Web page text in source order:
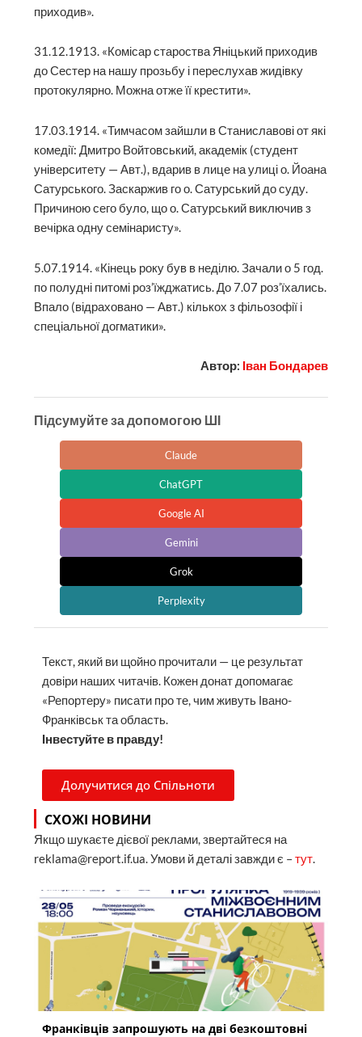
приходив».
31.12.1913. «Комісар староства Яніцький приходив
до Сестер на нашу прозьбу і переслухав жидівку
протокулярно. Можна отже її крестити».
17.03.1914. «Тимчасом зайшли в Станиславові от які
комедії: Дмитро Войтовський, академік (студент
університету — Авт.), вдарив в лице на улиці о. Йоана
Сатурського. Заскаржив го о. Сатурський до суду.
Причиною сего було, що о. Сатурський виключив з
вечірка одну семінаристу».
5.07.1914. «Кінець року був в неділю. Зачали о 5 год.
по полудні питомі роз’їжджатись. До 7.07 роз’їхались.
Впало (відраховано — Авт.) кількох з фільозофії і
спеціальної догматики».
Автор: Іван Бондарев
Підсумуйте за допомогою ШІ
Claude
ChatGPT
Google AI
Gemini
Grok
Perplexity
Текст, який ви щойно прочитали — це результат
довіри наших читачів. Кожен донат допомагає
«Репортеру» писати про те, чим живуть Івано-
Франківськ та область.
Інвестуйте в правду!
Долучитися до Спільноти
СХОЖІ НОВИНИ
Якщо шукаєте дієвої реклами, звертайтеся на
reklama@report.if.ua. Умови й деталі завжди є –тут.
Франківців запрошують на дві безкоштовні